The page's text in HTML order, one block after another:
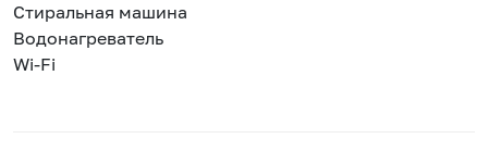
Стиральная машина
Водонагреватель
Wi-Fi